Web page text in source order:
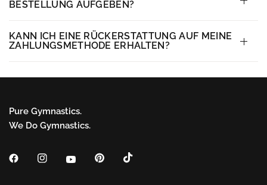
BESTELLUNG AUFGEBEN?
KANN ICH EINE RÜCKERSTATTUNG AUF MEINE
ZAHLUNGSMETHODE ERHALTEN?
Pure Gymnastics.
We Do Gymnastics.